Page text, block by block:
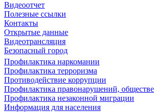
Видеоотчет
Полезные ссылки
Контакты
Открытые данные
Видеотрансляция
Безопасный город
Профилактика наркомании
Профилактика терроризма
Противодействие коррупции
Профилактика правонарушений,
Профилактика незаконной миграции
Информация для населения